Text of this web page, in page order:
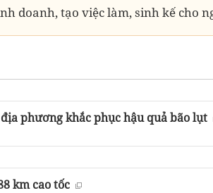
doanh, tạo việc làm, sinh kế cho
phương khắc phục hậu quả bão lụt
km cao tốc